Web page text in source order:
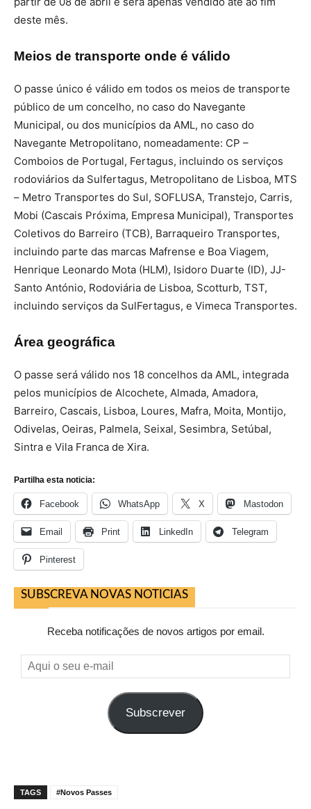
deste mês.
Meios de transporte onde é válido
O passe único é válido em todos os meios de transporte
público de um concelho, no caso do Navegante
Municipal, ou dos municípios da AML, no caso do
Navegante Metropolitano, nomeadamente: CP –
Comboios de Portugal, Fertagus, incluindo os serviços
rodoviários da Sulfertagus, Metropolitano de Lisboa, MTS
– Metro Transportes do Sul, SOFLUSA, Transtejo, Carris,
Mobi (Cascais Próxima, Empresa Municipal), Transportes
Coletivos do Barreiro (TCB), Barraqueiro Transportes,
incluindo parte das marcas Mafrense e Boa Viagem,
Henrique Leonardo Mota (HLM), Isidoro Duarte (ID), JJ-
Santo António, Rodoviária de Lisboa, Scotturb, TST,
incluindo serviços da SulFertagus, e Vimeca Transportes.
Área geográfica
O passe será válido nos 18 concelhos da AML, integrada
pelos municípios de Alcochete, Almada, Amadora,
Barreiro, Cascais, Lisboa, Loures, Mafra, Moita, Montijo,
Odivelas, Oeiras, Palmela, Seixal, Sesimbra, Setúbal,
Sintra e Vila Franca de Xira.
Partilha esta noticia:
Facebook WhatsApp X Mastodon
Email Print LinkedIn Telegram
Pinterest
SUBSCREVA NOVAS NOTICIAS
Receba notificações de novos artigos por email.
Aqui
o
Subscrever
TAGS #Novos Passes